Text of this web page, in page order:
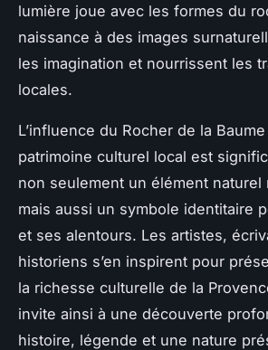
lumière joue avec les formes du
naissance à des images
les imagination et nourrissent les
locales.
L’influence du Rocher de la
patrimoine culturel local est
non seulement un élément naturel
mais aussi un symbole identitaire
et ses alentours. Les artistes,
historiens s’en inspirent pour
la richesse culturelle de la
invite ainsi à une découverte
histoire, légende et une nature